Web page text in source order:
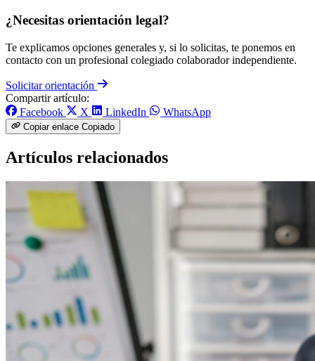
¿Necesitas orientación legal?
Te explicamos opciones generales y, si lo solicitas, te ponemos en
contacto con un profesional colegiado colaborador independiente.
Solicitar orientación
Compartir artículo:
Facebook
X LinkedIn WhatsApp
Copiar enlace Copiado
Artículos relacionados